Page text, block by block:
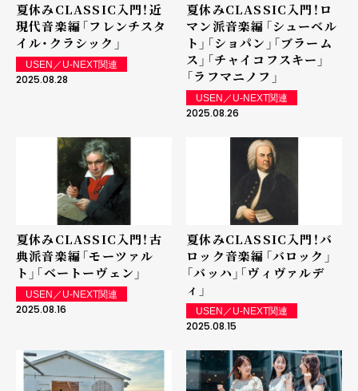
夏休みCLASSIC入門！近
現代音楽編――「フレンチスタ
イル・クラシック」
USEN／U-NEXT関連
2025.08.28
夏休みCLASSIC入門！ロ
マン派音楽編――「シューベル
ト」「ショパン」「ブラーム
ス」「チャイコフスキー」
「ラフマニノフ」
USEN／U-NEXT関連
2025.08.26
夏休みCLASSIC入門！古
典派音楽編――「モーツァル
ト」「ベートーヴェン」
USEN／U-NEXT関連
2025.08.16
夏休みCLASSIC入門！バ
ロック音楽編――「バロック」
「バッハ」「ヴィヴァルデ
ィ」
USEN／U-NEXT関連
2025.08.15